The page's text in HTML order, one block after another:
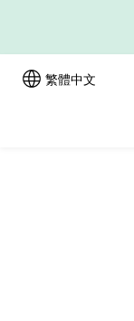
繁體中文